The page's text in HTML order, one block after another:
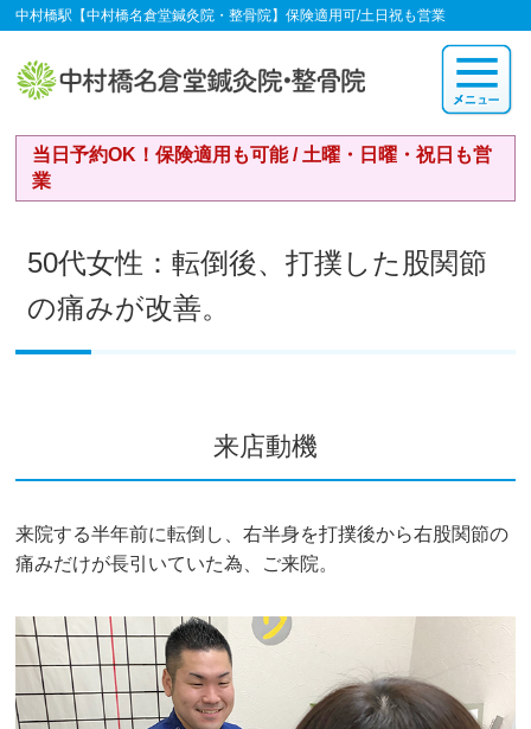
中村橋駅【中村橋名倉堂鍼灸院・整骨院】保険適用可/土日祝も営業
当日予約OK！保険適用も可能 / 土曜・日曜・祝日も営
業
50代女性：転倒後、打撲した股関節
の痛みが改善。
来店動機
来院する半年前に転倒し、右半身を打撲後から右股関節の
痛みだけが長引いていた為、ご来院。